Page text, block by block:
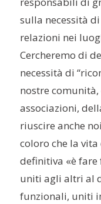
sulla necessità
relazioni nei
Cercheremo di
necessità di
nostre
associazioni,
riuscire anche
coloro che la
definitiva «è
uniti agli altri al
funzionali, uniti